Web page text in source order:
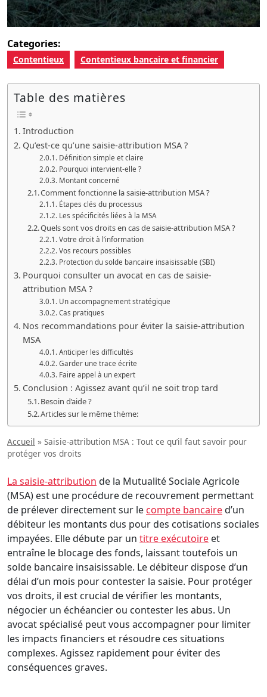
Categories:
Contentieux Contentieux bancaire et financier
Table des matières
Introduction
Qu’est-ce qu’une saisie-attribution MSA ?
Définition simple et claire
Pourquoi intervient-elle ?
Montant concerné
Comment fonctionne la saisie-attribution MSA ?
Étapes clés du processus
Les spécificités liées à la MSA
Quels sont vos droits en cas de saisie-attribution MSA ?
Votre droit à l’information
Vos recours possibles
Protection du solde bancaire insaisissable (SBI)
Pourquoi consulter un avocat en cas de saisie-
attribution MSA ?
Un accompagnement stratégique
Cas pratiques
Nos recommandations pour éviter la saisie-attribution
MSA
Anticiper les difficultés
Garder une trace écrite
Faire appel à un expert
Conclusion : Agissez avant qu’il ne soit trop tard
Besoin d’aide ?
Articles sur le même thème:
Accueil » Saisie-attribution MSA : Tout ce qu’il faut savoir pour
protéger vos droits
La saisie-attribution de la Mutualité Sociale Agricole
(MSA) est une procédure de recouvrement permettant
de prélever directement sur le compte bancaired’un
débiteur les montants dus pour des cotisations sociales
impayées. Elle débute par un titre exécutoire et
entraîne le blocage des fonds, laissant toutefois un
solde bancaire insaisissable. Le débiteur dispose d’un
délai d’un mois pour contester la saisie. Pour protéger
vos droits, il est crucial de vérifier les montants,
négocier un échéancier ou contester les abus. Un
avocat spécialisé peut vous accompagner pour limiter
les impacts financiers et résoudre ces situations
complexes. Agissez rapidement pour éviter des
conséquences graves.